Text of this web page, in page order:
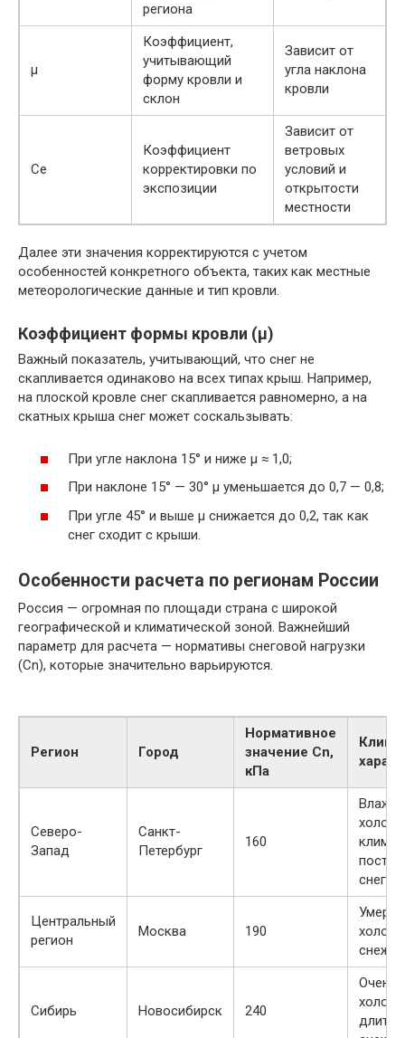
региона
μ
Коэффициент,
учитывающий
форму кровли и
склон
Зависит от
угла наклона
кровли
Ce
Коэффициент
корректировки по
экспозиции
Зависит от
ветровых
условий и
открытости
местности
Далее эти значения корректируются с учетом
особенностей конкретного объекта, таких как местные
метеорологические данные и тип кровли.
Коэффициент формы кровли (μ)
Важный показатель, учитывающий, что снег не
скапливается одинаково на всех типах крыш. Например,
на плоской кровле снег скапливается равномерно, а на
скатных крыша снег может соскальзывать:
При угле наклона 15° и ниже μ ≈ 1,0;
При наклоне 15° — 30° μ уменьшается до 0,7 — 0,8;
При угле 45° и выше μ снижается до 0,2, так как
снег сходит с крыши.
Особенности расчета по регионам России
Россия — огромная по площади страна с широкой
географической и климатической зоной. Важнейший
параметр для расчета — нормативы снеговой нагрузки
(Сn), которые значительно варьируются.
Регион Город
Нормативное
значение Сn,
кПа
Северо-
Запад
Санкт-
Петербург
160
климат,
Центральный
регион
Москва 190
Сибирь Новосибирск 240
Очень